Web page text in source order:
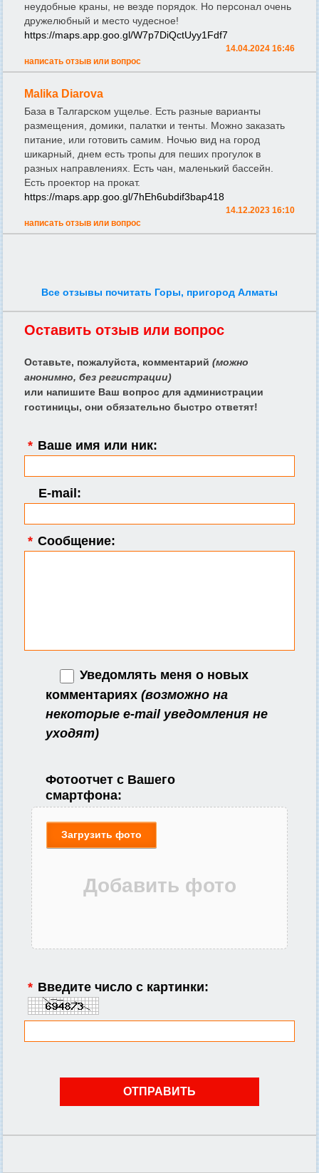
неудобные краны, не везде порядок. Но персонал очень
дружелюбный и место чудесное!
https://maps.app.goo.gl/W7p7DiQctUyy1Fdf7
14.04.2024 16:46
написать отзыв или вопрос
Malika Diarova
База в Талгарском ущелье. Есть разные варианты
размещения, домики, палатки и тенты. Можно заказать
питание, или готовить самим. Ночью вид на город
шикарный, днем есть тропы для пеших прогулок в
разных направлениях. Есть чан, маленький бассейн.
Есть проектор на прокат.
https://maps.app.goo.gl/7hEh6ubdif3bap418
14.12.2023 16:10
написать отзыв или вопрос
Все отзывы почитать Горы, пригород Алматы
Оставить отзыв или вопрос
Оставьте, пожалуйста, комментарий (можно
анонимно, без регистрации)
или напишите Ваш вопрос для администрации
гостиницы, они обязательно быстро ответят!
* Ваше имя или ник:
E-mail:
* Сообщение:
Уведомлять меня о новых
комментариях (возможно на
некоторые e-mail уведомления не
уходят)
Фотоотчет с Вашего
смартфона:
Загрузить фото
* Введите число с картинки: